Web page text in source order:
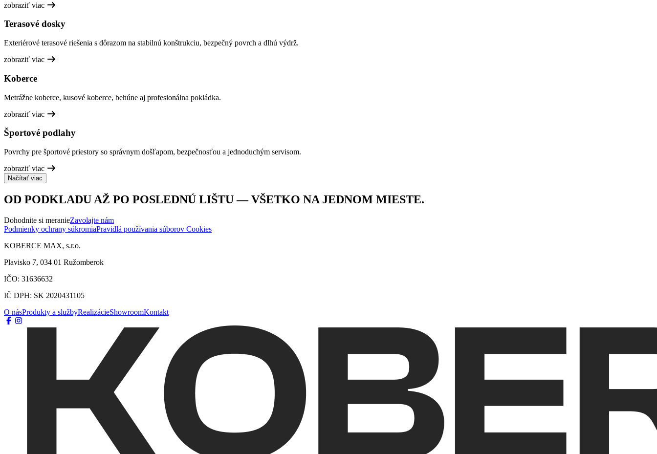
zobraziť viac
Terasové dosky
Exteriérové terasové riešenia s dôrazom na stabilnú konštrukciu, bezpečný povrch a dlhú výdrž.
zobraziť viac
Koberce
Metrážne koberce, kusové koberce, behúne aj profesionálna pokládka.
zobraziť viac
Športové podlahy
Povrchy pre športové priestory so správnym došľapom, bezpečnosťou a jednoduchým servisom.
zobraziť viac
Načítať viac
OD PODKLADU AŽ PO POSLEDNÚ LIŠTU — VŠETKO NA JEDNOM MIESTE.
Dohodnite si meranieZavolajte nám
Podmienky ochrany súkromiaPravidlá používania súborov Cookies
KOBERCE MAX, s.r.o.
Plavisko 7, 034 01 Ružomberok
IČO: 31636632
IČ DPH: SK 2020431105
O násProdukty a službyRealizácieShowroomKontakt